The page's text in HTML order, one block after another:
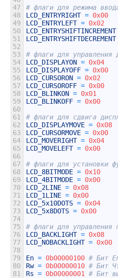
47
48
49
50
51
52
53
54
55
56
57
58
59
60
61
62
63
64
65
66
67
68
69
70
71
72
73
74
75
76
77
78
79
80
81
# флаги для режима
LCD_ENTRYRIGHT = 0x00
LCD_ENTRYLEFT = 0x02
LCD_ENTRYSHIFTINCREMENT
LCD_ENTRYSHIFTDECREMENT
# флаги для управления
LCD_DISPLAYON = 0x04
LCD_DISPLAYOFF = 0x00
LCD_CURSORON = 0x02
LCD_CURSOROFF = 0x00
LCD_BLINKON = 0x01
LCD_BLINKOFF = 0x00
# флаги для сдвига
LCD_DISPLAYMOVE = 0x08
LCD_CURSORMOVE = 0x00
LCD_MOVERIGHT = 0x04
LCD_MOVELEFT = 0x00
# флаги для установки
LCD_8BITMODE = 0x10
LCD_4BITMODE = 0x00
LCD_2LINE = 0x08
LCD_1LINE = 0x00
LCD_5x10DOTS = 0x04
LCD_5x8DOTS = 0x00
# флаги для управления
LCD_BACKLIGHT = 0x08
LCD_NOBACKLIGHT = 0x00
En = 0b00000100 # Бит
Rw = 0b00000010 # Бит
Rs = 0b00000001 # Бит